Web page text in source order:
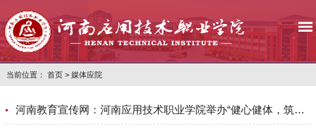
当前位置： 首页> 媒体应院
​河南教育宣传网：河南应用技术职业学院举办“健心健体，筑梦青春” 心理运动会